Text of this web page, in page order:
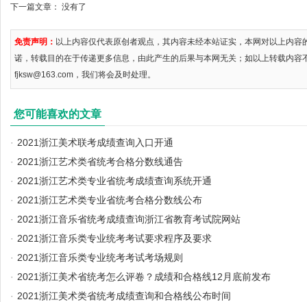
下一篇文章： 没有了
免责声明： 以上内容仅代表原创者观点，其内容未经本站证实，本网对以上内
诺，转载目的在于传递更多信息，由此产生的后果与本网无关；如以上转载内容
fjksw@163.com，我们将会及时处理。
您可能喜欢的文章
· 2021浙江美术联考成绩查询入口开通
· 2021浙江艺术类省统考合格分数线通告
· 2021浙江艺术类专业省统考成绩查询系统开通
· 2021浙江艺术类专业省统考合格分数线公布
· 2021浙江音乐省统考成绩查询浙江省教育考试院网站
· 2021浙江音乐类专业统考考试要求程序及要求
· 2021浙江音乐类专业统考考试考场规则
· 2021浙江美术省统考怎么评卷？成绩和合格线12月底前发布
· 2021浙江美术类省统考成绩查询和合格线公布时间